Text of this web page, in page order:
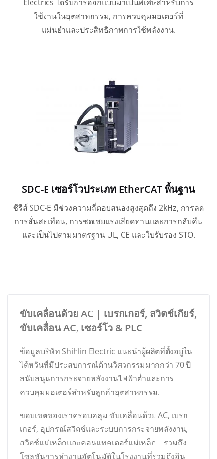
Electrics ได้รับการออกแบบมาเป็นพิเศษสำหรับการ
ใช้งานในอุตสาหกรรม, การควบคุมมอเตอร์ที่
แม่นยำและประสิทธิภาพการใช้พลังงาน.
SDC-E เซอร์โวประเภท EtherCAT พื้นฐาน
ซีรีส์ SDC-E มีช่วงความถี่ตอบสนองสูงสุดถึง 2kHz, การลด
การสั่นสะเทือน, การชดเชยแรงเสียดทานและการกลับคืน
และเป็นไปตามมาตรฐาน UL, CE และใบรับรอง STO.
ขับเคลื่อนด้วย AC | เบรกเกอร์, สวิตช์เกียร์,
ขับเคลื่อน AC, เซอร์โว & PLC
ข้อมูลบริษัท Shihlin Electric แนะนำผู้ผลิตที่ตั้งอยู่ใน
ไต้หวันที่มีประสบการณ์ด้านวิศวกรรมมากกว่า 70 ปี
สนับสนุนการกระจายพลังงานไฟฟ้าต่ำและการ
ควบคุมมอเตอร์สำหรับลูกค้าอุตสาหกรรม.
ขอบเขตของเราครอบคลุม ขับเคลื่อนด้วย AC, เบรก
เกอร์, อุปกรณ์สวิตช์และระบบการกระจายพลังงาน,
สวิตช์แม่เหล็กและคอนแทคเตอร์แม่เหล็ก—รวมถึง
โซลูชันการทำงานอัตโนมัติในโรงงานที่รวมถึงอิน